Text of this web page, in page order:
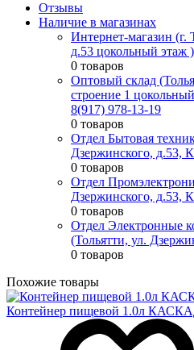
Отзывы
Наличие в магазинах
Интернет-магазин (г.
д.53 цокольный этаж )
0 товаров
Оптовый склад
строение 1
8(917) 978-13-19
0 товаров
Отдел Бытовая
Дзержинского, д.53,
0 товаров
Отдел
Дзержинского, д.53,
0 товаров
Отдел Электронные
(Тольятти, ул.
0 товаров
Похожие товары
Контейнер пищевой 1.0л